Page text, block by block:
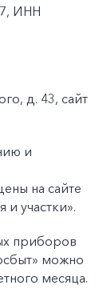
ИНН
д. 43, сайт
и
на сайте
и участки».
приборов
можно
месяца.